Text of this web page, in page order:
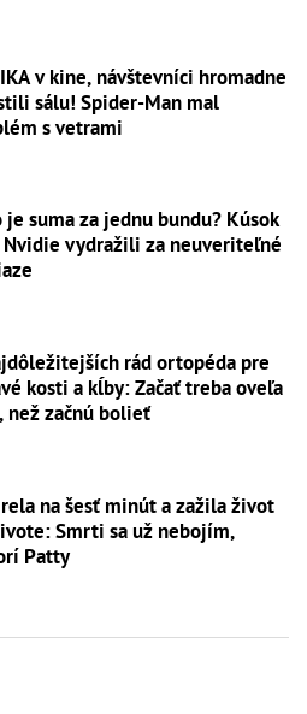
v kine, návštevníci hromadne
sálu! Spider-Man mal
s vetrami
je suma za jednu bundu? Kúsok
Nvidie vydražili za neuveriteľné
rád ortopéda pre
kosti a kĺby: Začať treba oveľa
než začnú bolieť
na šesť minút a zažila život
Smrti sa už nebojím,
Patty